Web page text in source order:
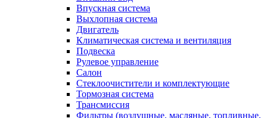
Впускная система
Выхлопная система
Двигатель
Климатическая система и вентиляция
Подвеска
Рулевое управление
Салон
Стеклоочистители и комплектующие
Тормозная система
Трансмиссия
Фильтры (воздушные, масляные, топливные,